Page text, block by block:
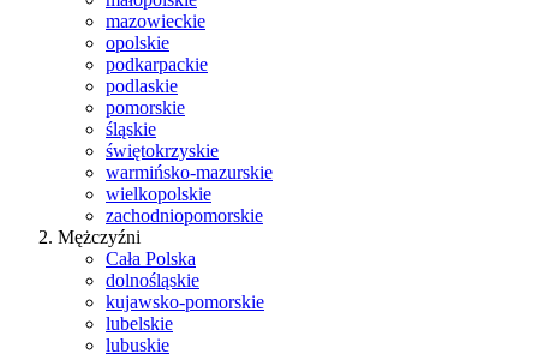
mazowieckie
opolskie
podkarpackie
podlaskie
pomorskie
śląskie
świętokrzyskie
warmińsko-mazurskie
wielkopolskie
zachodniopomorskie
Mężczyźni
Cała Polska
dolnośląskie
kujawsko-pomorskie
lubelskie
lubuskie